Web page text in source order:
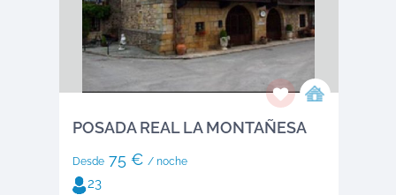
POSADA REAL LA MONTAÑESA
Desde75 € / noche
23